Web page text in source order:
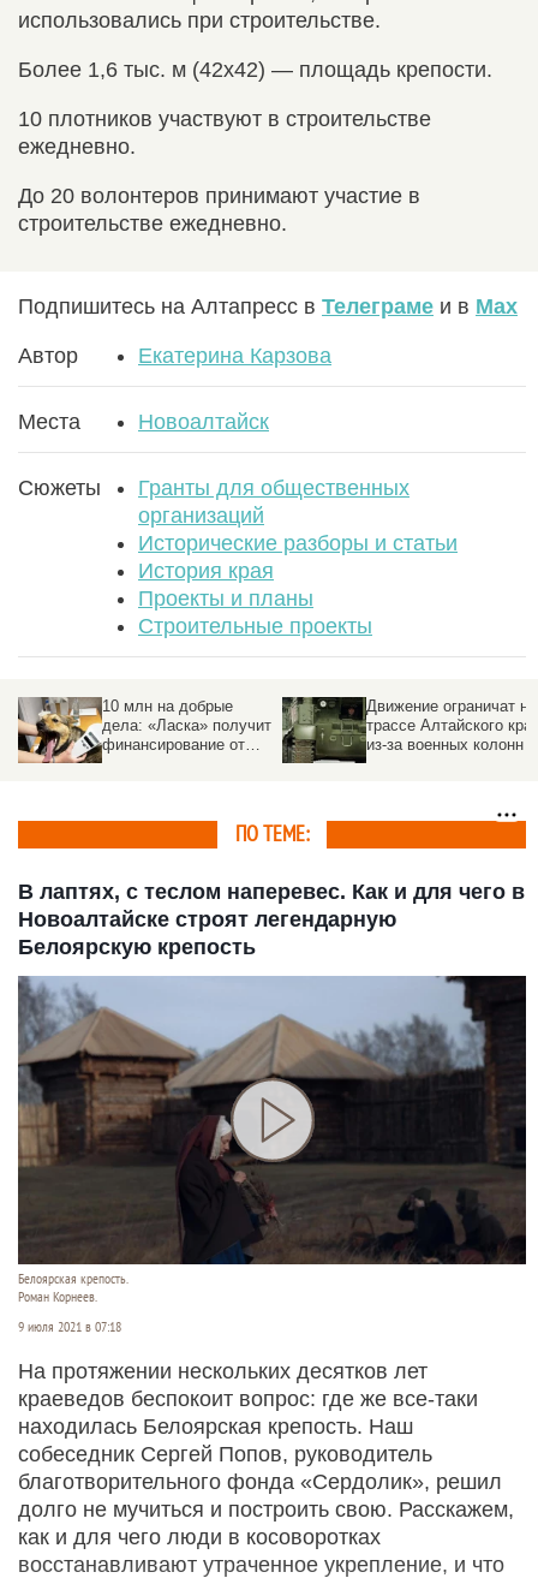
использовались при строительстве.
Более 1,6 тыс. м (42х42) — площадь крепости.
10 плотников участвуют в строительстве
ежедневно.
До 20 волонтеров принимают участие в
строительстве ежедневно.
Подпишитесь на Алтапресс в Телеграме и в Max
Автор Екатерина Карзова
Места Новоалтайск
Сюжеты
Гранты для общественных
организаций
Исторические разборы и статьи
История края
Проекты и планы
Строительные проекты
10 млн на добрые
дела: «Ласка» получит
финансирование от
Движение ограничат на
трассе Алтайского
из-за военных колонн
ПО ТЕМЕ:
В лаптях, с теслом наперевес. Как и для чего в
Новоалтайске строят легендарную
Белоярскую крепость
Белоярская крепость.
Роман Корнеев.
9 июля 2021 в 07:18
На протяжении нескольких десятков лет
краеведов беспокоит вопрос: где же все-таки
находилась Белоярская крепость. Наш
собеседник Сергей Попов, руководитель
благотворительного фонда «Сердолик», решил
долго не мучиться и построить свою. Расскажем,
как и для чего люди в косоворотках
восстанавливают утраченное укрепление, и что